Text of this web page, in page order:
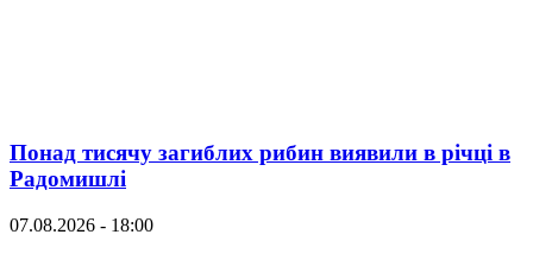
Понад тисячу загиблих рибин виявили в річці в
Радомишлі
07.08.2026 - 18:00